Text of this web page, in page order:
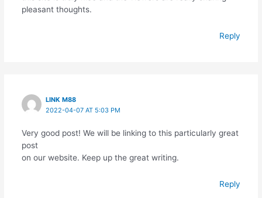
pleasant thoughts.
Reply
LINK M88
2022-04-07 AT 5:03 PM
Very good post! We will be linking to this particularly great
post
on our website. Keep up the great writing.
Reply